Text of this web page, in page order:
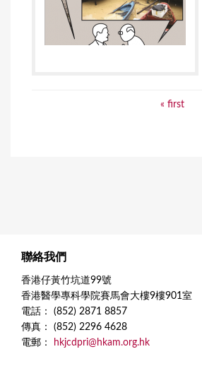
« first
聯絡我們
香港仔黃竹坑道99號
香港醫學專科學院賽馬會大樓9樓901室
電話： (852) 2871 8857
傳真： (852) 2296 4628
電郵：
hkjcdpri@hkam.org.hk